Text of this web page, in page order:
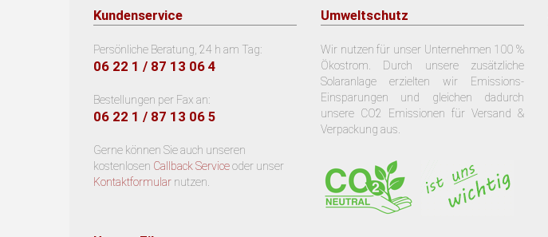
Kundenservice
Persönliche Beratung, 24 h am Tag:
06 22 1 / 87 13 06 4
Bestellungen per Fax an:
06 22 1 / 87 13 06 5
Gerne können Sie auch unseren
kostenlosen Callback Serviceoder unser
Kontaktformular nutzen.
Umweltschutz
Wir nutzen für unser Unternehmen 100 %
Ökostrom. Durch unsere zusätzliche
Solaranlage erzielten wir Emissions-
Einsparungen und gleichen dadurch
unsere CO2 Emissionen für Versand &
Verpackung aus.